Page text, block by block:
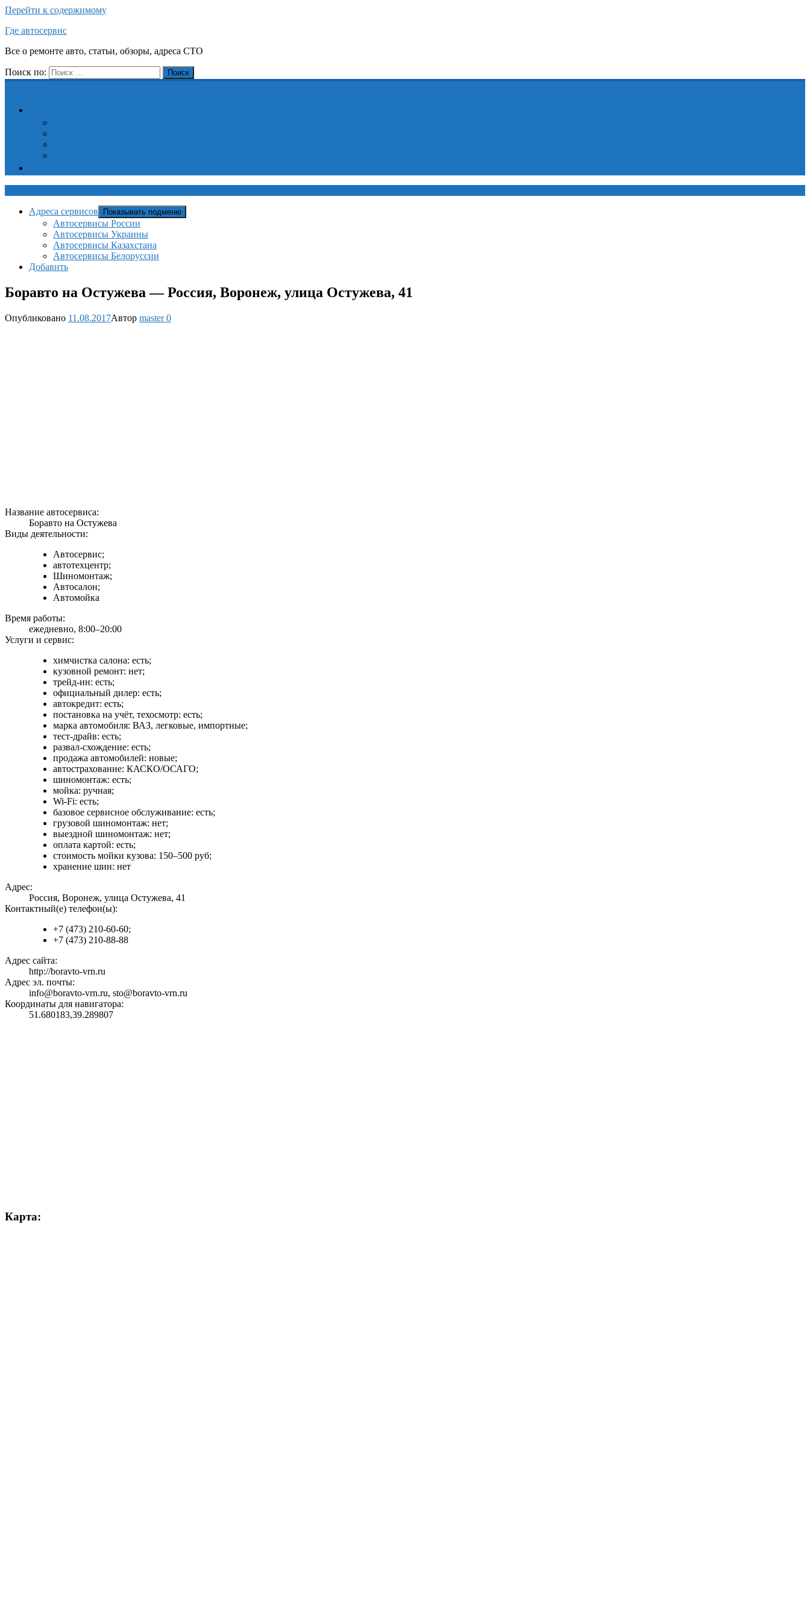
Перейти к содержимому
Где автосервис
Все о ремонте авто, статьи, обзоры, адреса СТО
Поиск по: Поиск
Адреса сервисов Показывать подменю
Автосервисы России
Автосервисы Украины
Автосервисы Казахстана
Автосервисы Белоруссии
Добавить
Боравто на Остужева — Россия, Воронеж, улица Остужева, 41
Опубликовано 11.08.2017Автор master0
Название автосервиса:
Боравто на Остужева
Виды деятельности:
Автосервис;
автотехцентр;
Шиномонтаж;
Автосалон;
Автомойка
Время работы:
ежедневно, 8:00–20:00
Услуги и сервис:
химчистка салона: есть;
кузовной ремонт: нет;
трейд-ин: есть;
официальный дилер: есть;
автокредит: есть;
постановка на учёт, техосмотр: есть;
марка автомобиля: ВАЗ, легковые, импортные;
тест-драйв: есть;
развал-схождение: есть;
продажа автомобилей: новые;
автострахование: КАСКО/ОСАГО;
шиномонтаж: есть;
мойка: ручная;
Wi-Fi: есть;
базовое сервисное обслуживание: есть;
грузовой шиномонтаж: нет;
выездной шиномонтаж: нет;
оплата картой: есть;
стоимость мойки кузова: 150–500 руб;
хранение шин: нет
Адрес:
Россия, Воронеж, улица Остужева, 41
Контактный(е) телефон(ы):
+7 (473) 210-60-60;
+7 (473) 210-88-88
Адрес сайта:
http://boravto-vrn.ru
Адрес эл. почты:
info@boravto-vrn.ru, sto@boravto-vrn.ru
Координаты для навигатора:
51.680183,39.289807
Карта: